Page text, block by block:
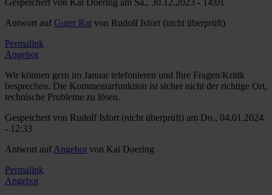
Antwort auf Guter Rat von Rudolf Isfort (nicht überprüft)
Permalink
Angebot
Wir können gern im Januar telefonieren und Ihre Fragen/Kritik
besprechen. Die Kommentarfunktion ist sicher nicht der richtige Ort,
technische Probleme zu lösen.
Gespeichert von Rudolf Isfort (nicht überprüft) am Do., 04.01.2024
- 12:33
Antwort auf Angebot von Kai Doering
Permalink
Angebot